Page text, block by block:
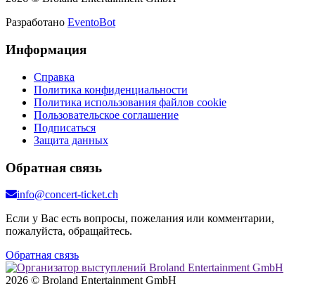
Разработано EventoBot
Информация
Справка
Политика конфиденциальности
Политика использования файлов cookie
Пользовательское соглашение
Подписаться
Защита данных
Обратная связь
info@concert-ticket.ch
Если у Вас есть вопросы, пожелания или комментарии,
пожалуйста, обращайтесь.
Обратная связь
2026 © Broland Entertainment GmbH